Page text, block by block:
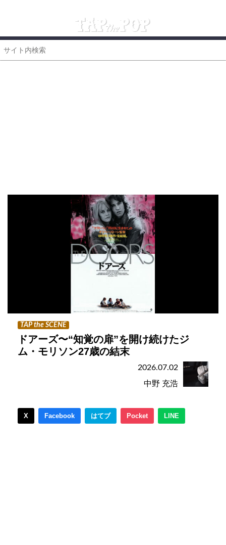
TAP the SCENE
ドアーズ〜“知覚の扉”を開け続けたジ
ム・モリソン27歳の結末
2026.07.02
中野 充浩
X Facebook はてブ Pocket LINE